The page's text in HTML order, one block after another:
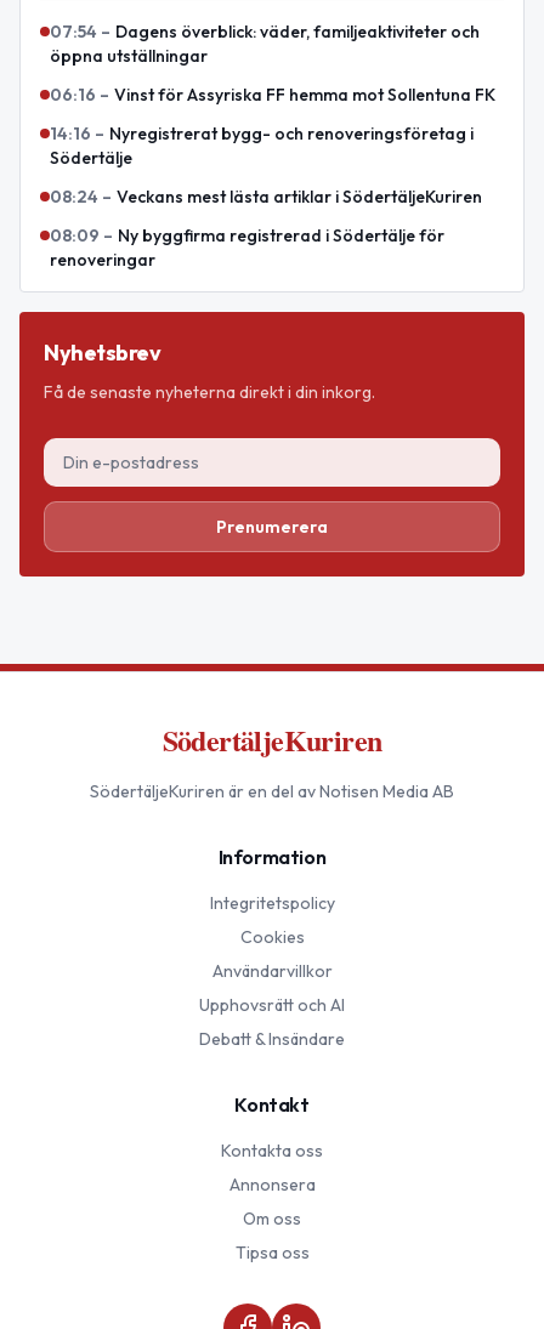
07:54 – Dagens överblick: väder, familjeaktiviteter och
öppna utställningar
06:16 – Vinst för Assyriska FF hemma mot Sollentuna FK
14:16 – Nyregistrerat bygg- och renoveringsföretag i
Södertälje
08:24 – Veckans mest lästa artiklar i SödertäljeKuriren
08:09 – Ny byggfirma registrerad i Södertälje för
renoveringar
Nyhetsbrev
Få de senaste nyheterna direkt i din inkorg.
Prenumerera
SödertäljeKuriren
SödertäljeKuriren är en del av Notisen Media AB
Information
Integritetspolicy
Cookies
Användarvillkor
Upphovsrätt och AI
Debatt & Insändare
Kontakt
Kontakta oss
Annonsera
Om oss
Tipsa oss